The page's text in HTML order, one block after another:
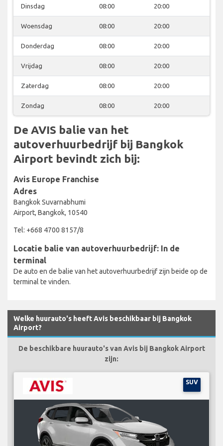
Dinsdag 08:00 20:00
Woensdag 08:00 20:00
Donderdag 08:00 20:00
Vrijdag 08:00 20:00
Zaterdag 08:00 20:00
Zondag 08:00 20:00
De AVIS balie van het
autoverhuurbedrijf bij Bangkok
Airport bevindt zich bij:
Avis Europe Franchise
Adres
Bangkok Suvarnabhumi
Airport, Bangkok, 10540
Tel: +668 4700 8157/8
Locatie balie van autoverhuurbedrijf: In de
terminal
De auto en de balie van het autoverhuurbedrijf zijn beide op de
terminal te vinden.
Welke huurauto's heeft Avis beschikbaar bij Bangkok
Airport?
De beschikbare huurauto's van Avis bij Bangkok Airport
zijn:
SUV